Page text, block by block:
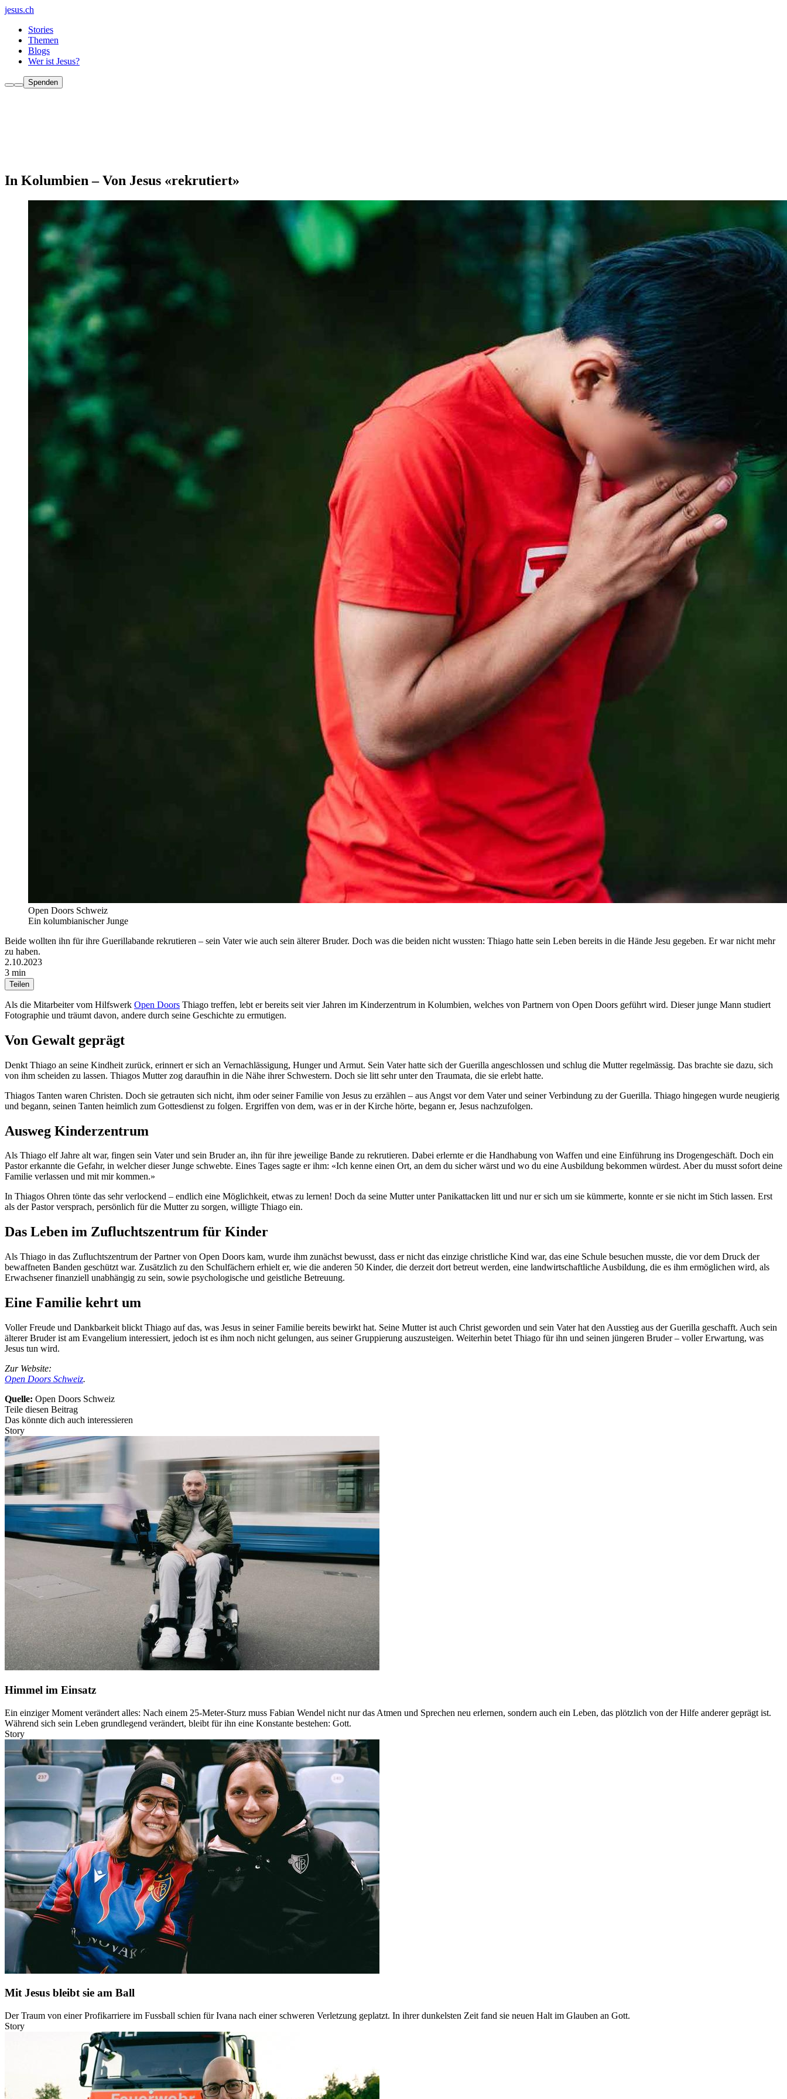
jesus.ch
Stories
Themen
Blogs
Wer ist Jesus?
Spenden
In Kolumbien – Von Jesus «rekrutiert»
Open Doors Schweiz
Ein kolumbianischer Junge
Beide wollten ihn für ihre Guerillabande rekrutieren – sein Vater wie auch sein älterer Bruder. Doch was die beiden nicht wussten: Thiago hatte sein Leben bereits in die Hände Jesu gegeben. Er war nicht mehr
zu haben.
2.10.2023
3 min
Teilen
Als die Mitarbeiter vom Hilfswerk Open Doors Thiago treffen, lebt er bereits seit vier Jahren im Kinderzentrum in Kolumbien, welches von Partnern von Open Doors geführt wird. Dieser junge Mann studiert
Fotographie und träumt davon, andere durch seine Geschichte zu ermutigen.
Von Gewalt geprägt
Denkt Thiago an seine Kindheit zurück, erinnert er sich an Vernachlässigung, Hunger und Armut. Sein Vater hatte sich der Guerilla angeschlossen und schlug die Mutter regelmässig. Das brachte sie dazu, sich
von ihm scheiden zu lassen. Thiagos Mutter zog daraufhin in die Nähe ihrer Schwestern. Doch sie litt sehr unter den Traumata, die sie erlebt hatte.
Thiagos Tanten waren Christen. Doch sie getrauten sich nicht, ihm oder seiner Familie von Jesus zu erzählen – aus Angst vor dem Vater und seiner Verbindung zu der Guerilla. Thiago hingegen wurde neugierig
und begann, seinen Tanten heimlich zum Gottesdienst zu folgen. Ergriffen von dem, was er in der Kirche hörte, begann er, Jesus nachzufolgen.
Ausweg Kinderzentrum
Als Thiago elf Jahre alt war, fingen sein Vater und sein Bruder an, ihn für ihre jeweilige Bande zu rekrutieren. Dabei erlernte er die Handhabung von Waffen und eine Einführung ins Drogengeschäft. Doch ein
Pastor erkannte die Gefahr, in welcher dieser Junge schwebte. Eines Tages sagte er ihm: «Ich kenne einen Ort, an dem du sicher wärst und wo du eine Ausbildung bekommen würdest. Aber du musst sofort deine
Familie verlassen und mit mir kommen.»
In Thiagos Ohren tönte das sehr verlockend – endlich eine Möglichkeit, etwas zu lernen! Doch da seine Mutter unter Panikattacken litt und nur er sich um sie kümmerte, konnte er sie nicht im Stich lassen. Erst
als der Pastor versprach, persönlich für die Mutter zu sorgen, willigte Thiago ein.
Das Leben im Zufluchtszentrum für Kinder
Als Thiago in das Zufluchtszentrum der Partner von Open Doors kam, wurde ihm zunächst bewusst, dass er nicht das einzige christliche Kind war, das eine Schule besuchen musste, die vor dem Druck der
bewaffneten Banden geschützt war. Zusätzlich zu den Schulfächern erhielt er, wie die anderen 50 Kinder, die derzeit dort betreut werden, eine landwirtschaftliche Ausbildung, die es ihm ermöglichen wird, als
Erwachsener finanziell unabhängig zu sein, sowie psychologische und geistliche Betreuung.
Eine Familie kehrt um
Voller Freude und Dankbarkeit blickt Thiago auf das, was Jesus in seiner Familie bereits bewirkt hat. Seine Mutter ist auch Christ geworden und sein Vater hat den Ausstieg aus der Guerilla geschafft. Auch sein
älterer Bruder ist am Evangelium interessiert, jedoch ist es ihm noch nicht gelungen, aus seiner Gruppierung auszusteigen. Weiterhin betet Thiago für ihn und seinen jüngeren Bruder – voller Erwartung, was
Jesus tun wird.
Zur Website:
Open Doors Schweiz.
Quelle: Open Doors Schweiz
Teile diesen Beitrag
Das könnte dich auch interessieren
Story
Himmel im Einsatz
Ein einziger Moment verändert alles: Nach einem 25-Meter-Sturz muss Fabian Wendel nicht nur das Atmen und Sprechen neu erlernen, sondern auch ein Leben, das plötzlich von der Hilfe anderer geprägt ist.
Während sich sein Leben grundlegend verändert, bleibt für ihn eine Konstante bestehen: Gott.
Story
Mit Jesus bleibt sie am Ball
Der Traum von einer Profikarriere im Fussball schien für Ivana nach einer schweren Verletzung geplatzt. In ihrer dunkelsten Zeit fand sie neuen Halt im Glauben an Gott.
Story